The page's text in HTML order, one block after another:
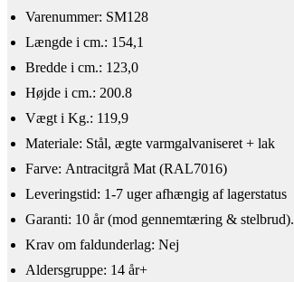
Varenummer: SM128
Længde i cm.: 154,1
Bredde i cm.: 123,0
Højde i cm.: 200.8
Vægt i Kg.: 119,9
Materiale: Stål, ægte varmgalvaniseret + lak
Farve: Antracitgrå Mat (RAL7016)
Leveringstid: 1-7 uger afhængig af lagerstatus
Garanti: 10 år (mod gennemtæring & stelbrud).
Krav om faldunderlag: Nej
Aldersgruppe: 14 år+